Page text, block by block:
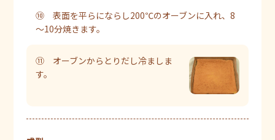
⑩ 表面を平らにならし200℃のオーブンに入れ、8
～10分焼きます。
⑪ オーブンからとりだし冷ましま
す。